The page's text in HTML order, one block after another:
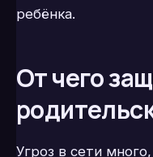
ребёнка.
От чего
Угроз в сети